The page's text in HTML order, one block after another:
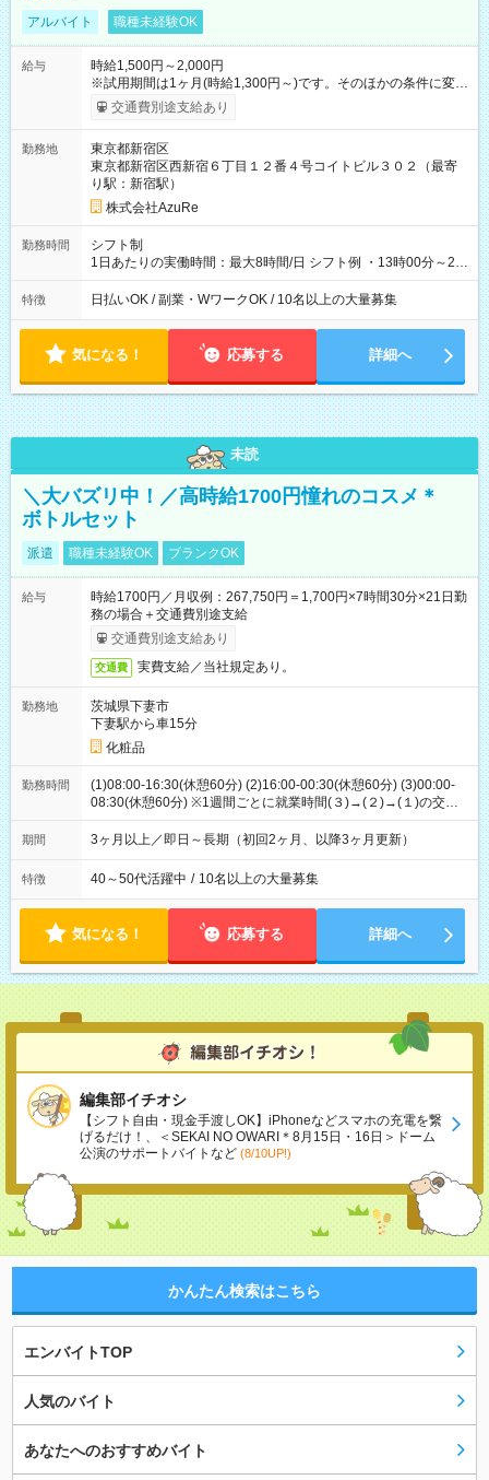
アルバイト 職種未経験OK
給与
時給1,500円～2,000円
※試用期間は1ヶ月(時給1,300円～)です。そのほかの条件に変更
はありません。 【試用期間】試用期間あり 試用期間の長さ：1
ヶ月 ※ 雇用形態と給与に、本採用時と異なる部分があります。
経験、能力を考慮して決定します。
交通費別途支給あり
勤務地
東京都新宿区
東京都新宿区西新宿６丁目１２番４号コイトビル３０２（最寄
り駅：新宿駅）
株式会社AzuRe
勤務時間
シフト制
1日あたりの実働時間：最大8時間/日 シフト例 ・13時00分～21
時00分 ・14時00分～22時00分 標準労働時間：1日あたり5~8時
間 (イベントの時間に左右されます)
特徴 日払いOK / 副業・WワークOK / 10名以上の大量募集
気になる！ 応募する 詳細へ
未読
＼大バズリ中！／高時給1700円憧れのコスメ＊
ボトルセット
派遣 職種未経験OK ブランクOK
給与
時給1700円／月収例：267,750円＝1,700円×7時間30分×21日勤
務の場合＋交通費別途支給
交通費別途支給あり
交通費 実費支給／当社規定あり。
勤務地
茨城県下妻市
下妻駅から車15分
化粧品
勤務時間
(1)08:00-16:30(休憩60分) (2)16:00-00:30(休憩60分) (3)00:00-
08:30(休憩60分) ※1週間ごとに就業時間(３)→(２)→(１)の交替
勤務
期間 3ヶ月以上／即日～長期（初回2ヶ月、以降3ヶ月更新）
特徴 40～50代活躍中 / 10名以上の大量募集
気になる！ 応募する 詳細へ
編集部イチオシ
【シフト自由・現金手渡しOK】iPhoneなどスマホの充電を繋
げるだけ！、＜SEKAI NO OWARI＊8月15日・16日＞ドーム
公演のサポートバイトなど (8/10UP!)
かんたん検索はこちら
エンバイトTOP
人気のバイト
あなたへのおすすめバイト